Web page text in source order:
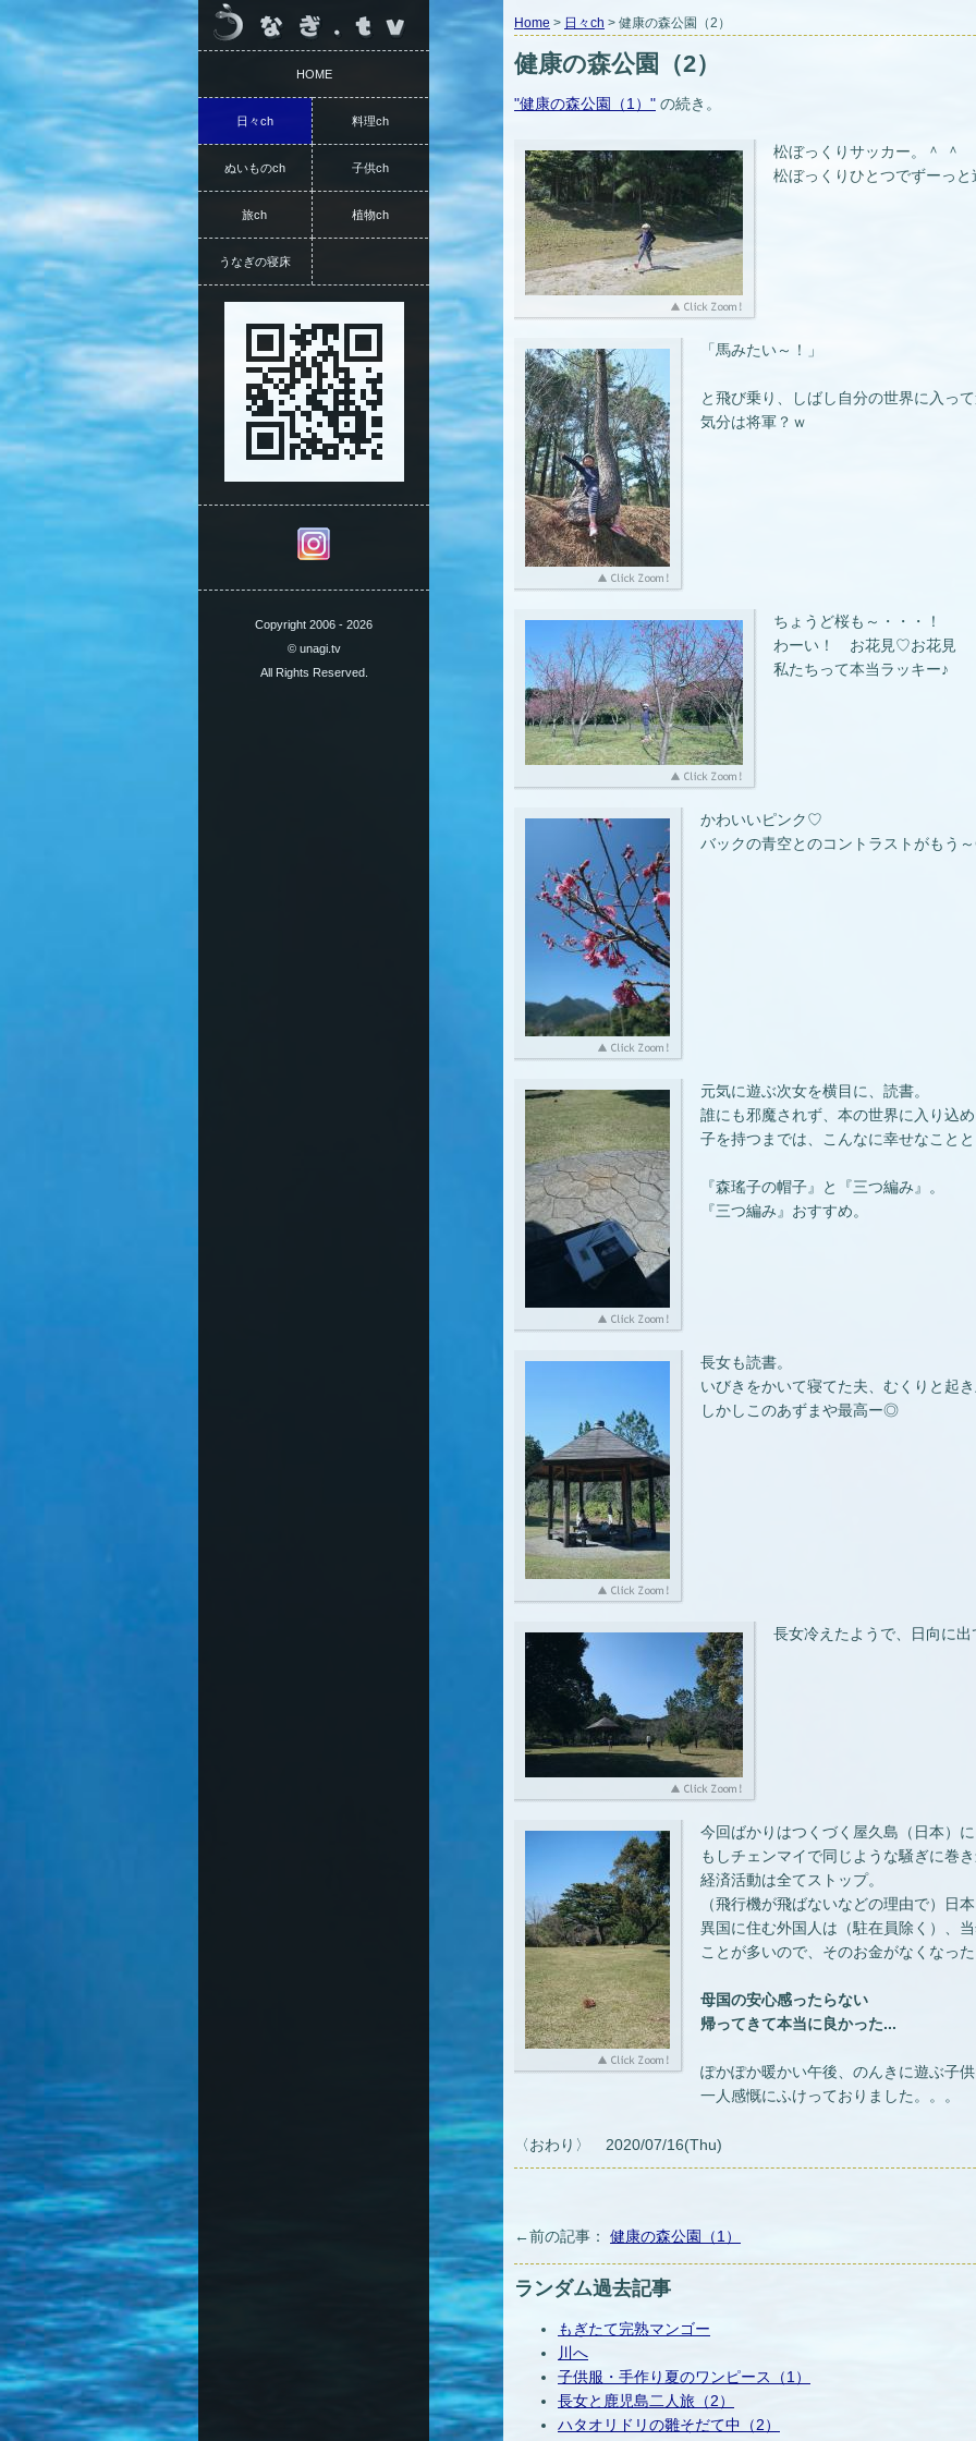
Home > 日々ch > 健康の森公園（2）
健康の森公園（2）
"健康の森公園（1）" の続き。
松ぼっくりサッカー。＾ ＾
松ぼっくりひとつでずーっ
「馬みたい～！」
と飛び乗り、しばし自分の世界に入っ
気分は将軍？ｗ
ちょうど桜も～・・・！
わーい！ お花見♡お花見
私たちって本当ラッキー♪
かわいいピンク♡
バックの青空とのコントラストがもう
元気に遊ぶ次女を横目に、読書。
誰にも邪魔されず、本の世界に入り込
子を持つまでは、こんなに幸せなこと
『森瑤子の帽子』と『三つ編み』。
『三つ編み』おすすめ。
長女も読書。
いびきをかいて寝てた夫、むくりと起
しかしこのあずまや最高ー◎
長女冷えたようで、日向に
今回ばかりはつくづく屋久島（日本）
もしチェンマイで同じような騒ぎに巻
経済活動は全てストップ。
（飛行機が飛ばないなどの理由で）日
異国に住む外国人は（駐在員除く）、
ことが多いので、そのお金がなくなっ
母国の安心感ったらない
帰ってきて本当に良かった...
ぽかぽか暖かい午後、のんきに遊ぶ子
一人感慨にふけっておりました。。。
〈おわり〉 2020/07/16(Thu)
←前の記事： 健康の森公園（1）
ランダム過去記事
もぎたて完熟マンゴー
川へ
子供服・手作り夏のワンピース（1）
長女と鹿児島二人旅（2）
ハタオリドリの雛そだて中（2）
HOME
日々ch 料理ch
ぬいものch 子供ch
旅ch 植物ch
うなぎの寝床
Copyright 2006 - 2026
© unagi.tv
All Rights Reserved.